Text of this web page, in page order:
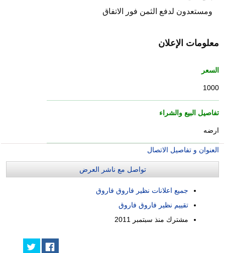
ومستعدون لدفع الثمن فور الاتفاق
معلومات الإعلان
السعر
1000
تفاصيل البيع والشراء
ارضه
العنوان و تفاصيل الاتصال
تواصل مع ناشر العرض
جميع اعلانات نظير فاروق فاروق
تقييم نظير فاروق فاروق
مشترك منذ سبتمبر 2011